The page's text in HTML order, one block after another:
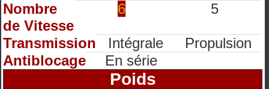
Nombre
de Vitesse
6 5
Transmission Intégrale
Propulsion
Antiblocage
En série
Poids